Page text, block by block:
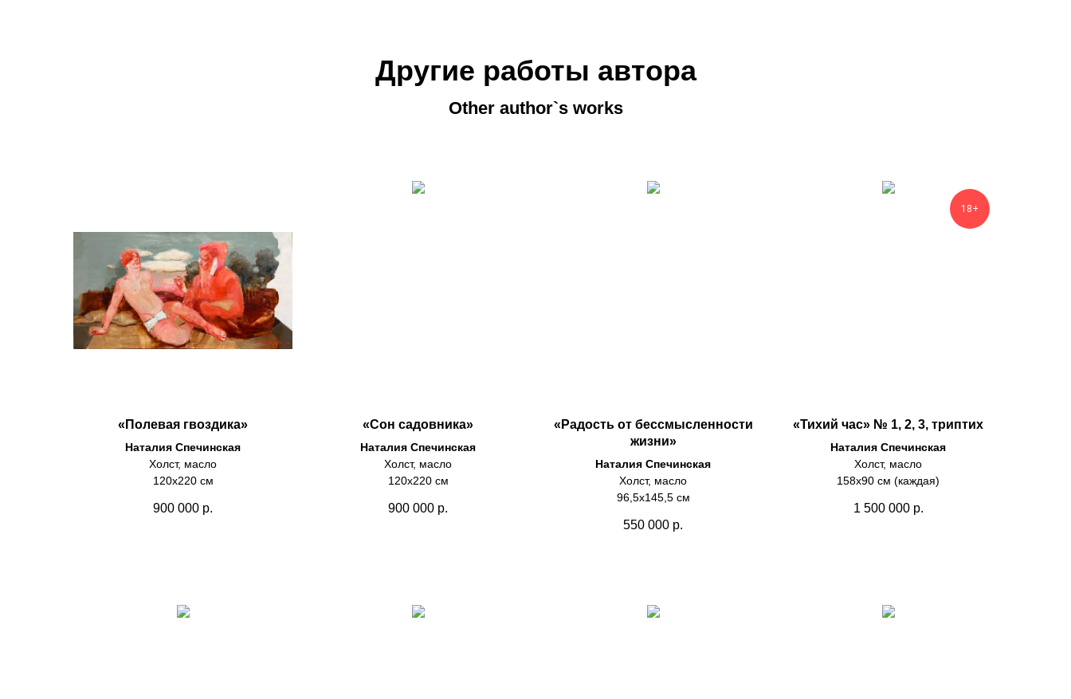
Другие работы автора
Other author`s works
«Полевая гвоздика»
Наталия Спечинская
Холст, масло
120х220 см
900 000 р.
«Сон садовника»
Наталия Спечинская
Холст, масло
120х220 см
900 000 р.
«Радость от бессмысленности
жизни»
Наталия Спечинская
Холст, масло
96,5х145,5 см
550 000 р.
18+
«Тихий час» № 1, 2, 3, триптих
Наталия Спечинская
Холст, масло
158х90 см (каждая)
1 500 000 р.